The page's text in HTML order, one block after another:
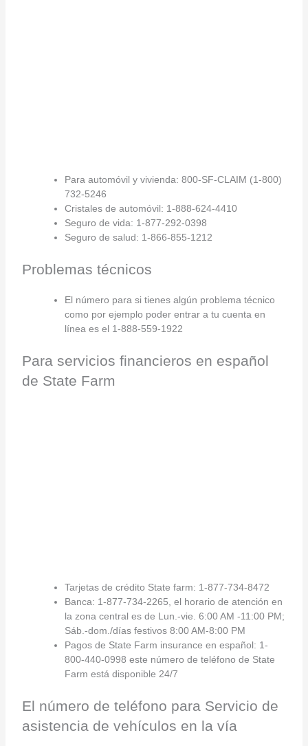
Para automóvil y vivienda: 800-SF-CLAIM (1-800)
732-5246
Cristales de automóvil: 1-888-624-4410
Seguro de vida: 1-877-292-0398
Seguro de salud: 1-866-855-1212
Problemas técnicos
El número para si tienes algún problema técnico
como por ejemplo poder entrar a tu cuenta en
línea es el 1-888-559-1922
Para servicios financieros en español
de State Farm
Tarjetas de crédito State farm: 1-877-734-8472
Banca: 1-877-734-2265, el horario de atención en
la zona central es de Lun.-vie. 6:00 AM -11:00 PM;
Sáb.-dom./días festivos 8:00 AM-8:00 PM
Pagos de State Farm insurance en español: 1-
800-440-0998 este número de teléfono de State
Farm está disponible 24/7
El número de teléfono para Servicio de
asistencia de vehículos en la vía